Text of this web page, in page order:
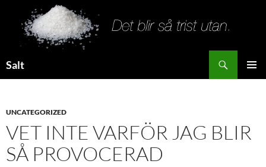
Salt
UNCATEGORIZED
VET INTE VARFÖR JAG BLIR
SÅ PROVOCERAD